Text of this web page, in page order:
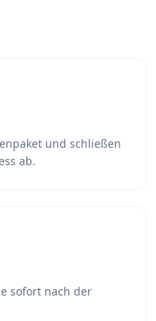
und schließen
ab.
sofort nach der